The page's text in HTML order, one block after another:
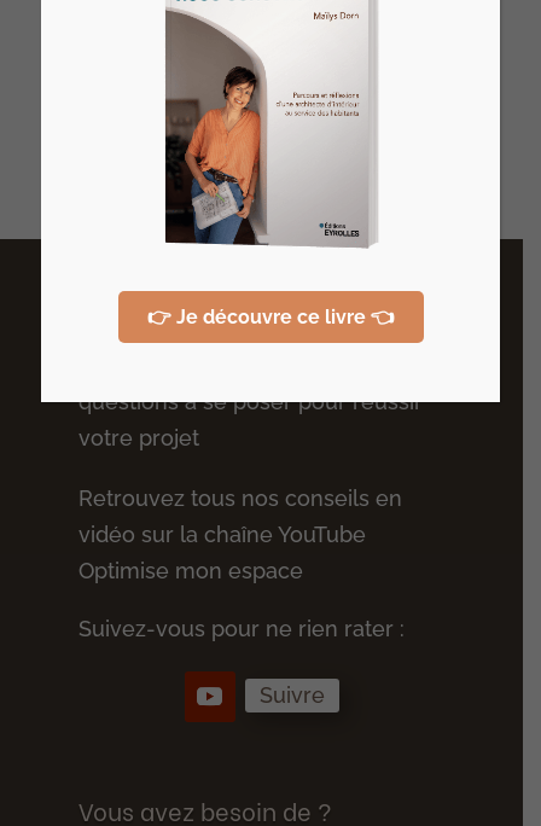
architecte d’intérieur ?
>> Rejoignez l’Atelier HOME Découverte
et concrétisez votre projet !
Derniers articles
Plus de conseils
questions à se poser pour réussir
votre projet
Retrouvez tous nos conseils en
vidéo sur la chaîne YouTube
Optimise mon espace
Suivez-vous pour ne rien rater :
Suivre
Vous avez besoin de ?
👉 Je découvre ce livre 👈